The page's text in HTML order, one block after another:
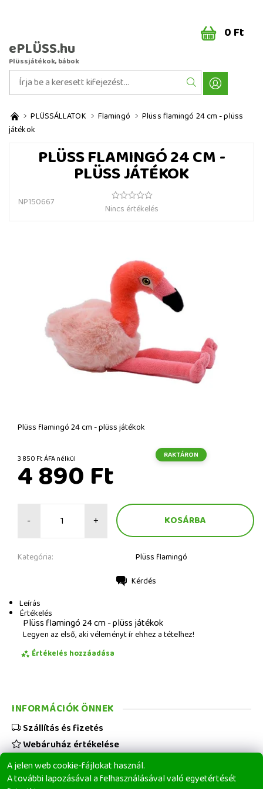
ePLÜSS.hu
Plüssjátékok, bábok
0 Ft
PLÜSSÁLLATOK Flamingó
Plüss flamingó 24 cm - plüss
játékok
PLÜSS FLAMINGÓ 24 CM -
PLÜSS JÁTÉKOK
NP150667
Nincs értékelés
Plüss flamingó 24 cm - plüss játékok
3 850 Ft ÁFA nélkül RAKTÁRON
4 890 Ft
- +
Kategória: Plüss flamingó
Kérdés
Leírás
Értékelés
Plüss flamingó 24 cm - plüss játékok
Legyen az első, aki véleményt ír ehhez a tételhez!
Értékelés hozzáadása
A jelen web cookie-fájlokat használ.
A további lapozásával a felhasználásával való egyetértését
INFORMÁCIÓK ÖNNEK
Szállítás és fizetés
Webáruház értékelése
Viszonteladóknak
Üzleti feltételek